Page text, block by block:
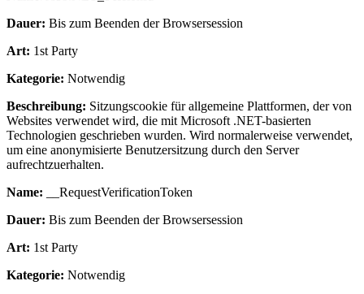
Dauer: Bis zum Beenden der Browsersession
Art: 1st Party
Kategorie: Notwendig
Beschreibung: Sitzungscookie für allgemeine Plattformen, der von
Websites verwendet wird, die mit Microsoft .NET-basierten
Technologien geschrieben wurden. Wird normalerweise verwendet,
um eine anonymisierte Benutzersitzung durch den Server
aufrechtzuerhalten.
Name: __RequestVerificationToken
Dauer: Bis zum Beenden der Browsersession
Art: 1st Party
Kategorie: Notwendig